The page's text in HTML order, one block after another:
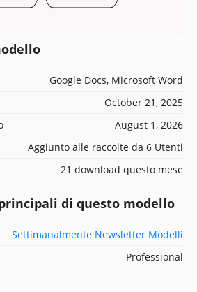
Google Docs, Microsoft Word
October 21, 2025
August 1, 2026
Aggiunto alle raccolte da 6 Utenti
21 download questo mese
di questo modello
Settimanalmente Newsletter Modelli
Professional